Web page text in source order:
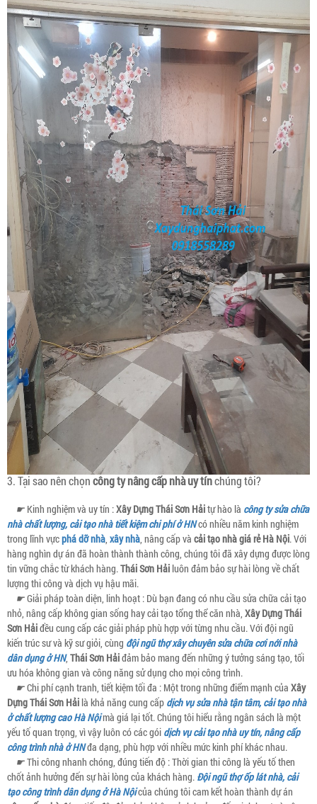
3. Tại sao nên chọncông ty nâng cấp nhà uy tínchúng tôi?
☛ Kinh nghiệm và uy tín :Xây Dựng Thái Sơn Hảitự hào là công ty sửa chữa
nhà chất lượng, cải tạo nhà tiết kiệm chi phí ở HNcó nhiều năm kinh nghiệm
trong lĩnh vựcphá dỡ nhà, xây nhà, nâng cấp và cải tạo nhà giá rẻ Hà Nội. Với
hàng nghìn dự án đã hoàn thành thành công, chúng tôi đã xây dựng được lòng
tin vững chắc từ khách hàng.Thái Sơn Hải luôn đảm bảo sự hài lòng về chất
lượng thi công và dịch vụ hậu mãi.
☛Giải pháp toàn diện, linh hoạt : Dù bạn đang có nhu cầu sửa chữa cải tạo
nhỏ, nâng cấp không gian sống hay cải tạo tổng thể căn nhà, Xây Dựng Thái
Sơn Hảiđều cung cấp các giải pháp phù hợp với từng nhu cầu. Với đội ngũ
kiến trúc sư và kỹ sư giỏi, cùng đội ngũ thợ xây chuyên sửa chữa cơi nới nhà
dân dụng ở HN, Thái Sơn Hảiđảm bảo mang đến những ý tưởng sáng tạo, tối
ưu hóa không gian và công năng sử dụng cho mọi công trình.
☛Chi phí cạnh tranh, tiết kiệm tối đa : Một trong những điểm mạnh của Xây
Dựng Thái Sơn Hải là khả năng cung cấp dịch vụ sửa nhà tận tâm, cải tạo nhà
ở chất lượng cao Hà Nộimà giá lại tốt. Chúng tôi hiểu rằng ngân sách là một
yếu tố quan trọng, vì vậy luôn có các gói dịch vụ cải tạo nhà uy tín, nâng cấp
công trình nhà ở HNđa dạng, phù hợp với nhiều mức kinh phí khác nhau.
☛Thi công nhanh chóng, đúng tiến độ : Thời gian thi công là yếu tố then
chốt ảnh hưởng đến sự hài lòng của khách hàng. Đội ngũ thợ ốp lát nhà, cải
tạo công trình dân dụng ở Hà Nộicủa chúng tôi cam kết hoàn thành dự án